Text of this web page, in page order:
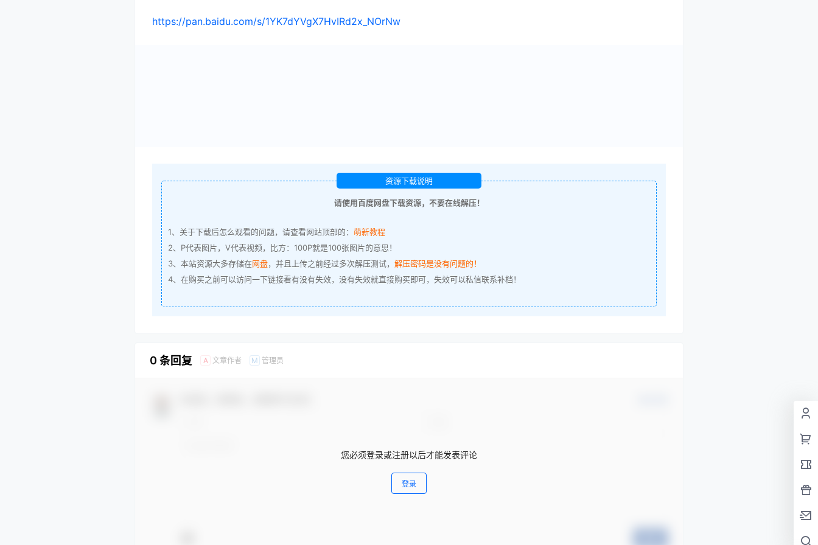
https://pan.baidu.com/s/1YK7dYVgX7HvIRd2x_NOrNw
资源下载说明
请使用百度网盘下载资源，不要在线解压！
1、关于下载后怎么观看的问题，请查看网站顶部的： 萌新教程
2、P代表图片，V代表视频，比方：100P就是100张图片的意思！
3、本站资源大多存储在网盘，并且上传之前经过多次解压测试， 解压密码是没有问题的！
4、在购买之前可以访问一下链接看有没有失效，没有失效就直接购买即可，失效可以私信联系补档！
0 条回复 A 文章作者 M 管理员
您必须登录或注册以后才能发表评论
登录